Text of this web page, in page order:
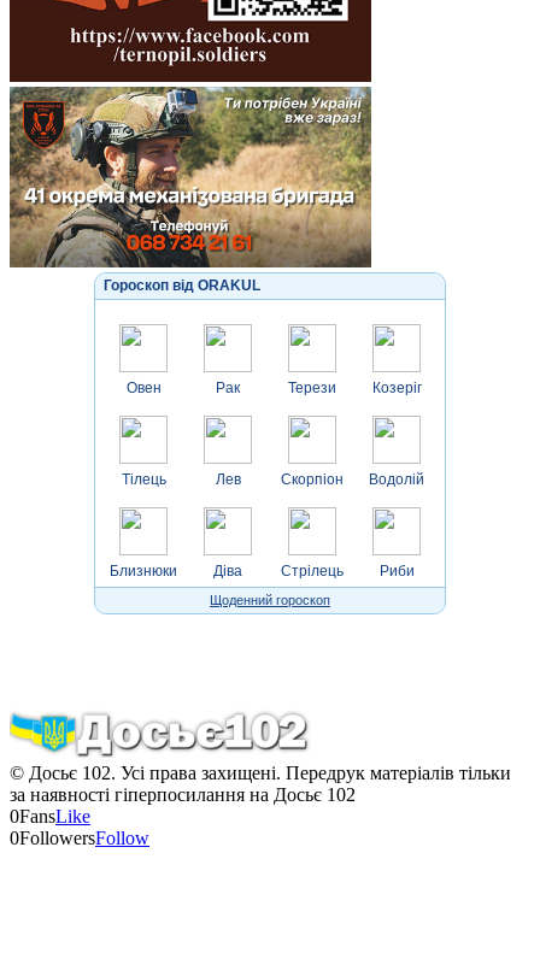
Гороскоп від ORAKUL
Овен
Тілець
Близнюки
Рак
Лев
Діва
Терези
Скорпіон
Стрілець
Козеріг
Водолій
Риби
Щоденний гороскоп
© Досьє 102. Усі права захищені. Передрук матеріалів тільки
за наявності гіперпосилання на Досьє 102
0FansLike
0FollowersFollow